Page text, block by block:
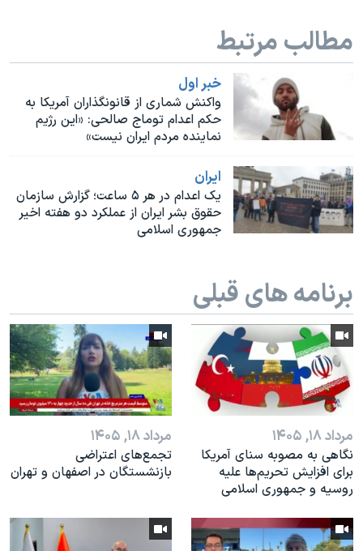
نرگس محمدی برنده جایزه نوبل صلح
همایش محافظه‌کاران آمریکا «سی‌پک»
صفحه‌های ویژه
سفر پرزیدنت ترامپ به چین
مطالب مرتبط
خبر اول
واکنش شماری از قانونگذاران آمریکا به
حکم اعدام توماج صالحی: «این رژیم
نماینده مردم ایران نیست»
ايران
یک اعدام در هر ۵ ساعت؛ گزارش سازمان
حقوق بشر ایران از عملکرد دو هفته اخیر
جمهوری اسلامی
برنامه های قبلی
مرداد ۱۸, ۱۴۰۵
نگاهی به مصوبه سنای آمریکا
برای افزایش تحریم‌ها علیه
روسیه و جمهوری اسلامی
مرداد ۱۸, ۱۴۰۵
تجمع‌های اعتراضی
بازنشستگان در اصفهان و تهران